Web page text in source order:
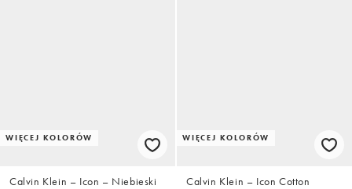
WIĘCEJ KOLORÓW
Calvin Klein – Icon – Niebieski
WIĘCEJ KOLORÓW
Calvin Klein – Icon Cotton